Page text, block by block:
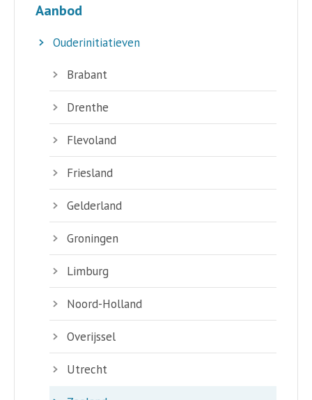
Aanbod
Ouderinitiatieven
Brabant
Drenthe
Flevoland
Friesland
Gelderland
Groningen
Limburg
Noord-Holland
Overijssel
Utrecht